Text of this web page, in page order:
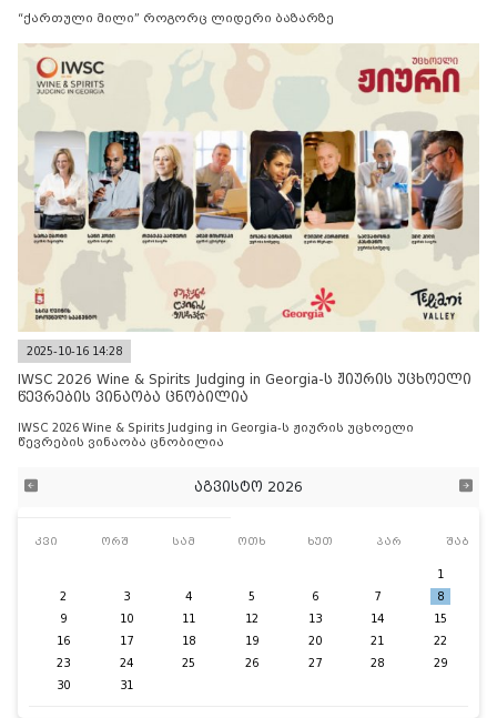
“ქართული მილი” როგორც ლიდერი ბაზარზე
2025-10-16 14:28
IWSC 2026 Wine & Spirits Judging in Georgia-ს ჟიურის უცხოელი
წევრების ვინაობა ცნობილია
IWSC 2026 Wine & Spirits Judging in Georgia-ს ჟიურის უცხოელი
წევრების ვინაობა ცნობილია
აგვისტო 2026
კვი ორშ სამ ოთხ ხუთ პარ შაბ
1
2
3 4 5 6 7
8
9
10 11 12 13 14
15
16
17 18 19 20 21
22
23
24 25 26 27 28
29
30
31